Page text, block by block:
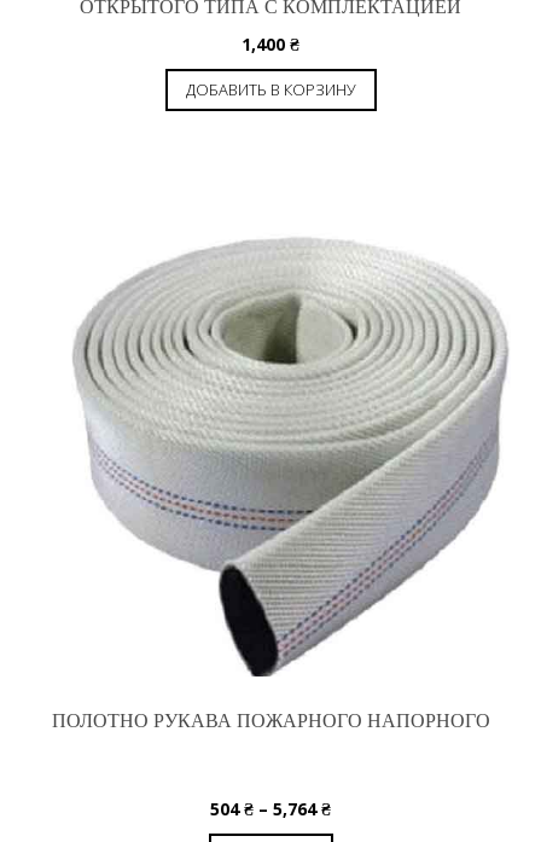
ОТКРЫТОГО ТИПА С КОМПЛЕКТАЦИЕЙ
1,400 ₴
ДОБАВИТЬ В КОРЗИНУ
ПОЛОТНО РУКАВА ПОЖАРНОГО НАПОРНОГО
504₴ – 5,764₴